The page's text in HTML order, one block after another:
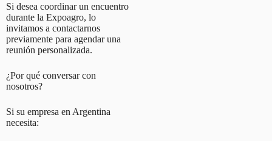
Si desea coordinar un encuentro
durante la Expoagro, lo
invitamos a contactarnos
previamente para agendar una
reunión personalizada.
¿Por qué conversar con
nosotros?
Si su empresa en Argentina
necesita: